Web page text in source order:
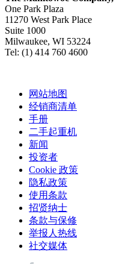
One Park Plaza
11270 West Park Place
Suite 1000
Milwaukee, WI 53224
Tel: (1) 414 760 4600
网站地图
经销商清单
手册
二手起重机
新闻
投资者
Cookie 政策
隐私政策
使用条款
招贤纳士
条款与保修
举报人热线
社交媒体